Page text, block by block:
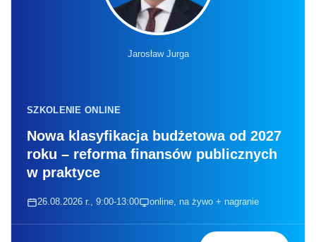
Jarosław Jurga
SZKOLENIE ONLINE
Nowa klasyfikacja budżetowa od 2027
roku – reforma finansów publicznych
w praktyce
26.08.2026 r., 9:00-13:00 online, na żywo + nagranie